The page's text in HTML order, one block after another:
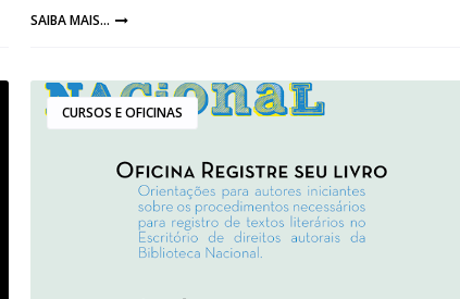
SAIBA MAIS...
CURSOS E OFICINAS